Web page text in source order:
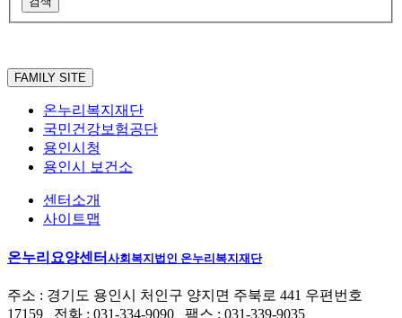
FAMILY SITE
온누리복지재단
국민건강보험공단
용인시청
용인시 보건소
센터소개
사이트맵
온누리요양센터 사회복지법인 온누리복지재단
주소 : 경기도 용인시 처인구 양지면 주북로 441 우편번호
17159 전화 : 031-334-9090 팩스 : 031-339-9035